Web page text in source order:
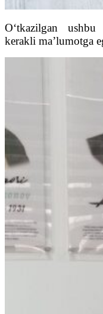
O‘tkazilgan
kerakli ma’lumotga